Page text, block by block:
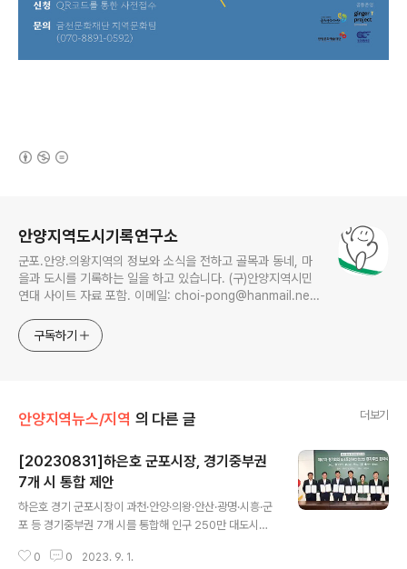
안양지역도시기록연구소
군포.안양.의왕지역의 정보와 소식을 전하고 골목과 동네, 마
을과 도시를 기록하는 일을 하고 있습니다. (구)안양지역시민
연대 사이트 자료 포함. 이메일: choi-pong@hanmail.net
구독하기
안양지역뉴스/지역 의 다른 글 더보기
[20230831]하은호 군포시장, 경기중부권
7개 시 통합 제안
하은호 경기 군포시장이 과천·안양·의왕·안산·광명·시흥·군
포 등 경기중부권 7개 시를 통합해 인구 250만 대도시를
이를 무시했던 것으로 드러났다. 20일 연합뉴스 보도에 따
0 0 2023. 9. 1.